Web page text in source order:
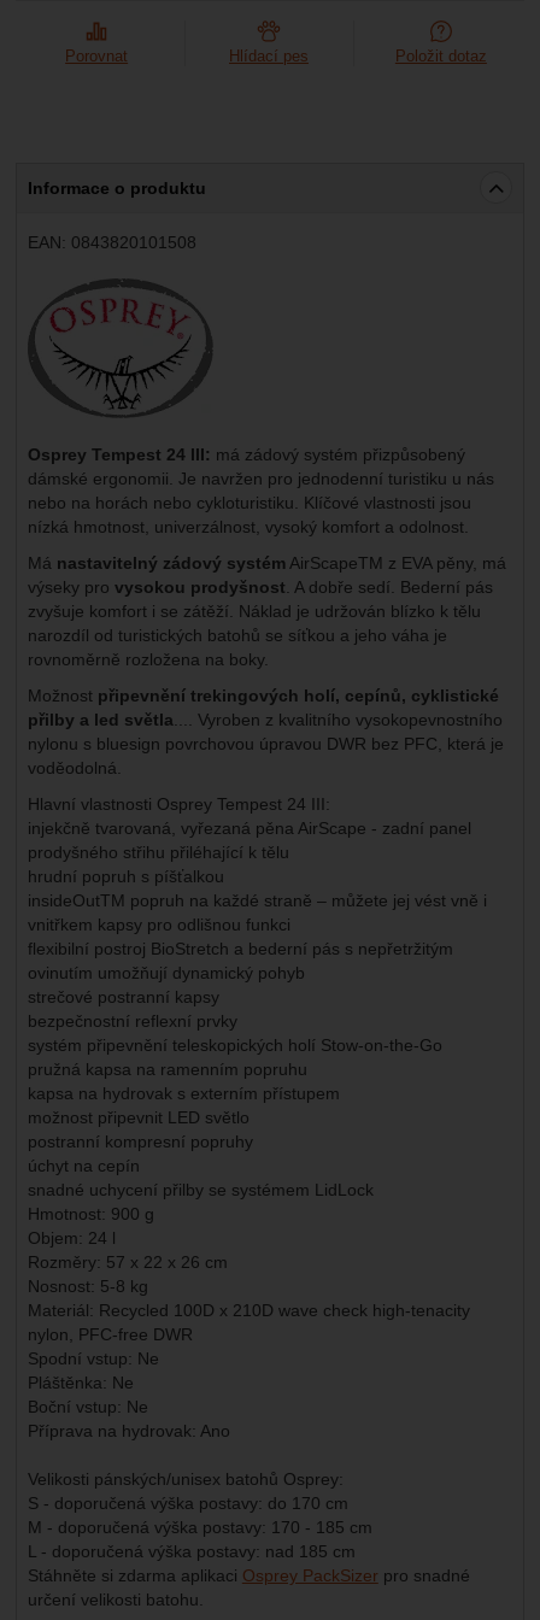
Porovnat Hlídací pes Položit dotaz
Informace o produktu
EAN: 0843820101508
Výrobce:
Osprey Tempest 24 III: má zádový systém přizpůsobený
dámské ergonomii. Je navržen pro jednodenní turistiku u nás
nebo na horách nebo cykloturistiku. Klíčové vlastnosti jsou
nízká hmotnost, univerzálnost, vysoký komfort a odolnost.
Má nastavitelný zádový systémAirScapeTM z EVA pěny, má
výseky pro vysokou prodyšnost . A dobře sedí. Bederní pás
zvyšuje komfort i se zátěží. Náklad je udržován blízko k tělu
narozdíl od turistických batohů se síťkou a jeho váha je
rovnoměrně rozložena na boky.
Možnost připevnění trekingových holí, cepínů, cyklistické
přilby a led světla .... Vyroben z kvalitního vysokopevnostního
nylonu s bluesign povrchovou úpravou DWR bez PFC, která je
voděodolná.
Hlavní vlastnosti Osprey Tempest 24 III:
injekčně tvarovaná, vyřezaná pěna AirScape - zadní panel
prodyšného střihu přiléhající k tělu
hrudní popruh s píšťalkou
insideOutTM popruh na každé straně – můžete jej vést vně i
vnitřkem kapsy pro odlišnou funkci
flexibilní postroj BioStretch a bederní pás s nepřetržitým
ovinutím umožňují dynamický pohyb
strečové postranní kapsy
bezpečnostní reflexní prvky
systém připevnění teleskopických holí Stow-on-the-Go
pružná kapsa na ramenním popruhu
kapsa na hydrovak s externím přístupem
možnost připevnit LED světlo
postranní kompresní popruhy
úchyt na cepín
snadné uchycení přilby se systémem LidLock
Hmotnost: 900 g
Objem: 24 l
Rozměry: 57 x 22 x 26 cm
Nosnost: 5-8 kg
Materiál: Recycled 100D x 210D wave check high-tenacity
nylon, PFC-free DWR
Spodní vstup: Ne
Pláštěnka: Ne
Boční vstup: Ne
Příprava na hydrovak: Ano
Velikosti pánských/unisex batohů Osprey:
S - doporučená výška postavy: do 170 cm
M - doporučená výška postavy: 170 - 185 cm
L - doporučená výška postavy: nad 185 cm
Stáhněte si zdarma aplikaci Osprey PackSizer pro snadné
určení velikosti batohu.